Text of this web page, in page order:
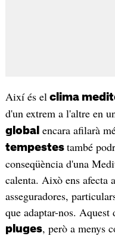
Així és el clima
d'un extrem a l'altre en
global encara afilarà
tempestes també
conseqüència d'una
calenta. Això ens afecta
asseguradores,
que adaptar-nos.
pluges, però a menys